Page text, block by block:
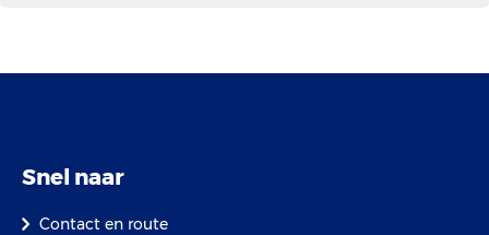
Snel naar
Contact en route